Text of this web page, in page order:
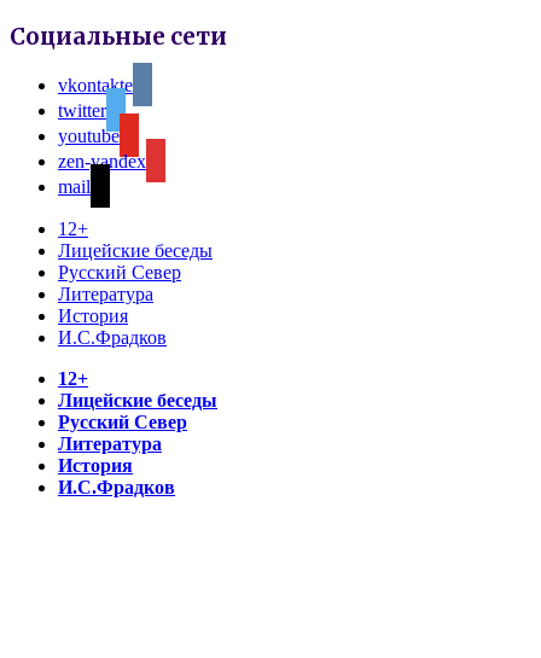
Социальные сети
vkontakte
twitter
youtube
zen-yandex
mail
12+
Лицейские беседы
Русский Север
Литература
История
И.С.Фрадков
12+
Лицейские беседы
Русский Север
Литература
История
И.С.Фрадков